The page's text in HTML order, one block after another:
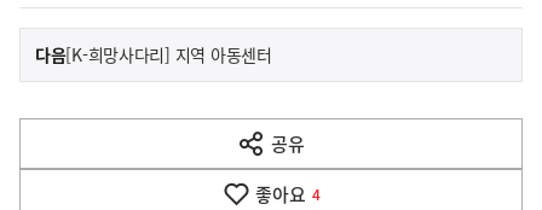
이
전
다
음
다음기
사
[K-희망사다리] 지역 아동센터
공유
열
기
좋아요 4